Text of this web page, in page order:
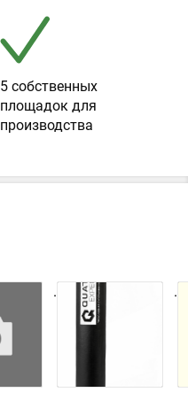
5 собственных
площадок для
производства
. .